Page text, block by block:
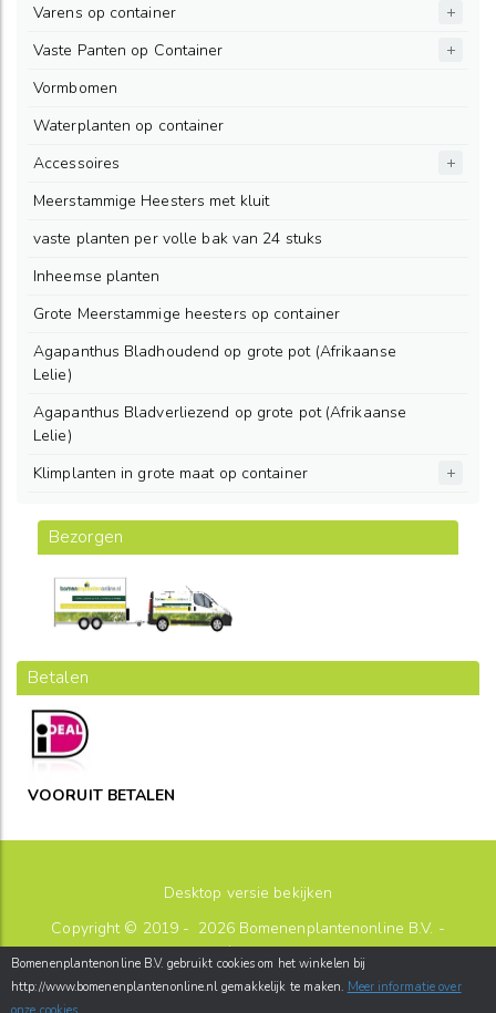
Varens op container
Vaste Panten op Container
Vormbomen
Waterplanten op container
Accessoires
Meerstammige Heesters met kluit
vaste planten per volle bak van 24 stuks
Inheemse planten
Grote Meerstammige heesters op container
Agapanthus Bladhoudend op grote pot (Afrikaanse
Lelie)
Agapanthus Bladverliezend op grote pot (Afrikaanse
Lelie)
Klimplanten in grote maat op container
Bezorgen
Betalen
VOORUIT BETALEN
Desktop versie bekijken
Copyright © 2019 - 2026 Bomenenplantenonline B.V. -
sitemap
Postbus 26-2180AA-Hillegom-
info@bomenenplantenonline.nl
Bomenenplantenonline B.V. gebruikt cookies om het winkelen bij
http://www.bomenenplantenonline.nl gemakkelijk te maken. Meer informatie over